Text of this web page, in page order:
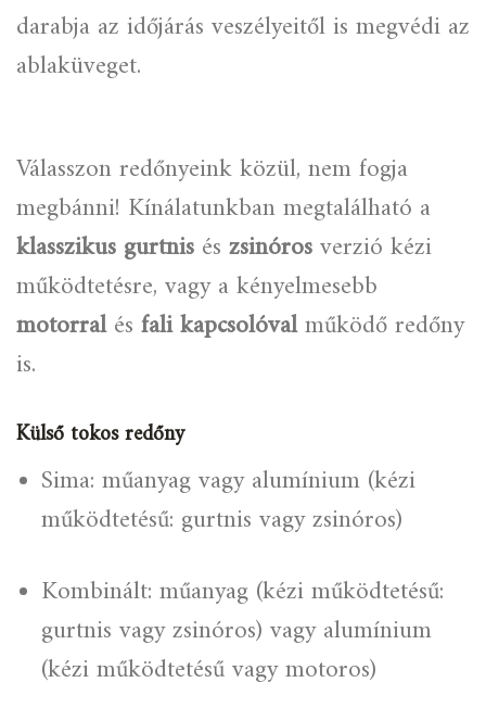
darabja az időjárás veszélyeitől is megvédi az
ablaküveget.
Válasszon redőnyeink közül, nem fogja
megbánni! Kínálatunkban megtalálható a
klasszikus gurtnisészsinórosverzió kézi
működtetésre, vagy a kényelmesebb
motorralésfali kapcsolóvalműködő redőny
is.
Külső tokos redőny
Sima: műanyag vagy alumínium (kézi
működtetésű: gurtnis vagy zsinóros)
Kombinált: műanyag (kézi működtetésű:
gurtnis vagy zsinóros) vagy alumínium
(kézi működtetésű vagy motoros)